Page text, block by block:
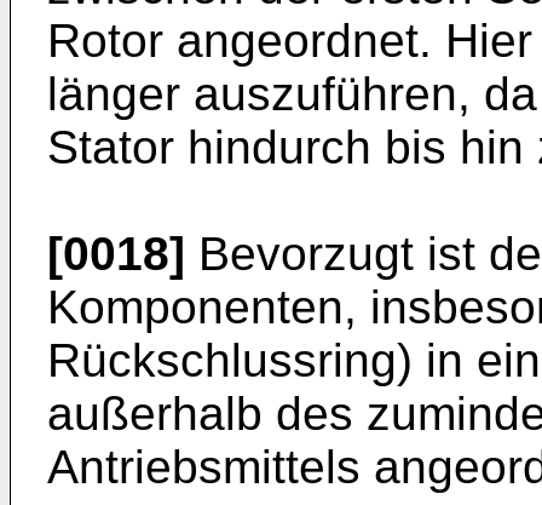
Rotor angeordnet.
länger auszuführen,
Stator hindurch bis
[0018] Bevorzugt ist
Komponenten,
Rückschlussring) in
außerhalb des
Antriebsmittels